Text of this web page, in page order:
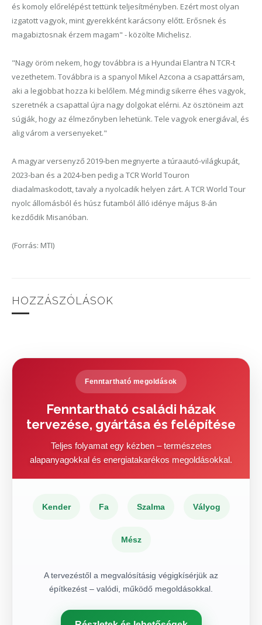
és komoly előrelépést tettünk teljesítményben. Ezért most olyan
izgatott vagyok, mint gyerekként karácsony előtt. Erősnek és
magabiztosnak érzem magam" - közölte Michelisz.
"Nagy öröm nekem, hogy továbbra is a Hyundai Elantra N TCR-t
vezethetem. Továbbra is a spanyol Mikel Azcona a csapattársam,
aki a legjobbat hozza ki belőlem. Még mindig sikerre éhes vagyok,
szeretnék a csapattal újra nagy dolgokat elérni. Az ösztöneim azt
súgják, hogy az élmezőnyben lehetünk. Tele vagyok energiával, és
alig várom a versenyeket."
A magyar versenyző 2019-ben megnyerte a túraautó-világkupát,
2023-ban és a 2024-ben pedig a TCR World Touron
diadalmaskodott, tavaly a nyolcadik helyen zárt. A TCR World Tour
nyolc állomásból és húsz futamból álló idénye május 8-án
kezdődik Misanóban.
(Forrás: MTI)
HOZZÁSZÓLÁSOK
Fenntartható megoldások
Fenntartható családi házak
tervezése, gyártása és felépítése
Teljes folyamat egy kézben – természetes
alapanyagokkal és energiatakarékos megoldásokkal.
Kender Fa Szalma Vályog
Mész
A tervezéstől a megvalósításig végigkísérjük az
építkezést – valódi, működő megoldásokkal.